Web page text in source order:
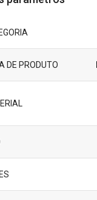
DE PRODUTO